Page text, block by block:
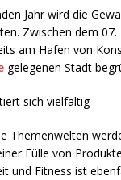
Jahr wird die
Zwischen dem
am Hafen von
gelegenen Stadt
sich vielfältig
Themenwelten
Fülle von
und Fitness ist